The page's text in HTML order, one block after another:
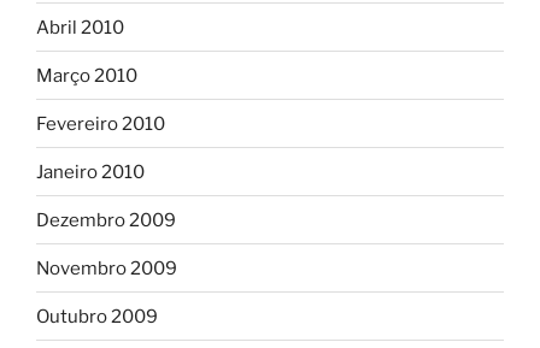
Abril 2010
Março 2010
Fevereiro 2010
Janeiro 2010
Dezembro 2009
Novembro 2009
Outubro 2009